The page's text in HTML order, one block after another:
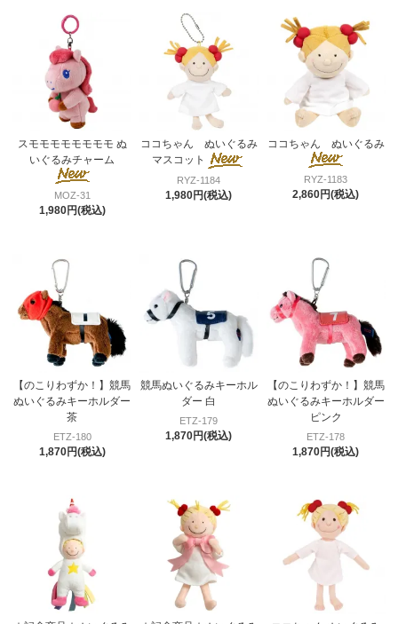
スモモモモモモモモ ぬ
いぐるみチャーム
MOZ-31
1,980円(税込)
ココちゃん ぬいぐるみ
マスコット
RYZ-1184
1,980円(税込)
ココちゃん ぬいぐるみ
RYZ-1183
2,860円(税込)
【のこりわずか！】競馬
ぬいぐるみキーホルダー
茶
ETZ-180
1,870円(税込)
競馬ぬいぐるみキーホル
ダー 白
ETZ-179
1,870円(税込)
【のこりわずか！】競馬
ぬいぐるみキーホルダー
ピンク
ETZ-178
1,870円(税込)